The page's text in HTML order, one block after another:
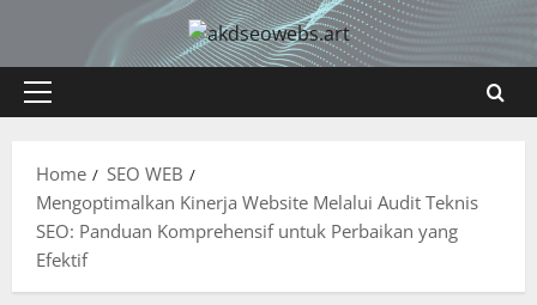
content
Primary
Home
SEO WEB
Mengoptimalkan Kinerja Website Melalui Audit Teknis
SEO: Panduan Komprehensif untuk Perbaikan yang
Efektif